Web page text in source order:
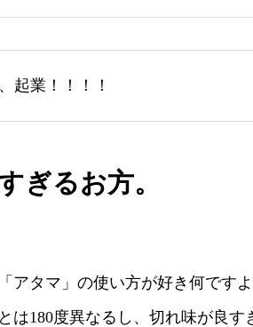
起業！！！！
ぎるお方。
アタマ」の使い方が好き何ですよ
は180度異なるし、切れ味が良す